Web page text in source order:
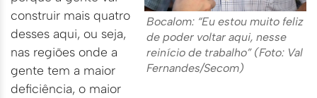
Bocalom: “Eu estou muito feliz
de poder voltar aqui, nesse
reinício de trabalho” (Foto: Val
Fernandes/Secom)
construir mais quatro
desses aqui, ou seja,
nas regiões onde a
gente tem a maior
deficiência, o maior